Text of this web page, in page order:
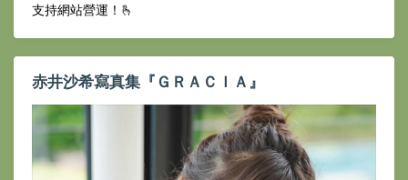
支持網站營運！🫰
赤井沙希寫真集『ＧＲＡＣＩＡ』